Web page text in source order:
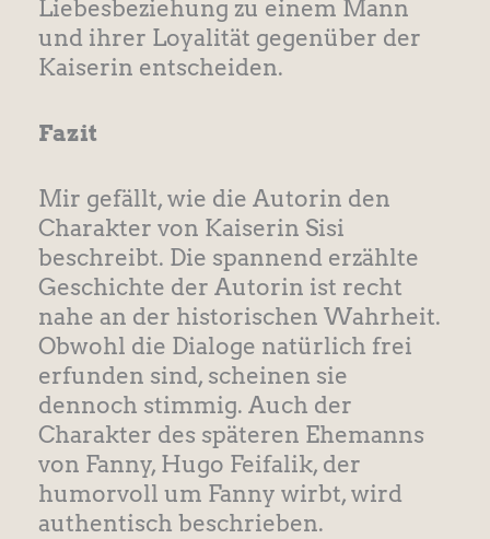
Liebesbeziehung zu einem Mann
und ihrer Loyalität gegenüber der
Kaiserin entscheiden.
Fazit
Mir gefällt, wie die Autorin den
Charakter von Kaiserin Sisi
beschreibt. Die spannend erzählte
Geschichte der Autorin ist recht
nahe an der historischen Wahrheit.
Obwohl die Dialoge natürlich frei
erfunden sind, scheinen sie
dennoch stimmig. Auch der
Charakter des späteren Ehemanns
von Fanny, Hugo Feifalik, der
humorvoll um Fanny wirbt, wird
authentisch beschrieben.